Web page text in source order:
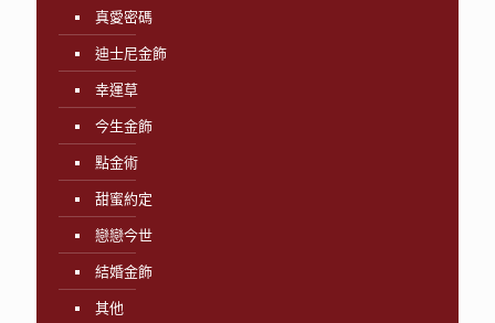
真愛密碼
迪士尼金飾
幸運草
今生金飾
點金術
甜蜜約定
戀戀今世
結婚金飾
其他